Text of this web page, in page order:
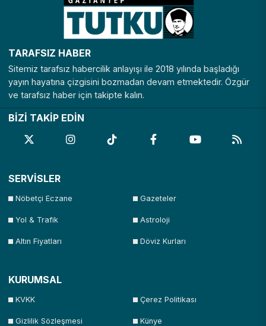
TARAFSIZ HABER
Sitemiz tarafsız habercilik anlayışı ile 2018 yılında başladığı
yayın hayatına çizgisini bozmadan devam etmektedir. Özgür
ve tarafsız haber için takipte kalın.
BİZİ TAKİP EDİN
SERVİSLER
Nöbetçi Eczane Gazeteler
Yol & Trafik Astroloji
Altın Fiyatları Döviz Kurları
KURUMSAL
KVKK Çerez Politikası
Gizlilik Sözleşmesi Künye